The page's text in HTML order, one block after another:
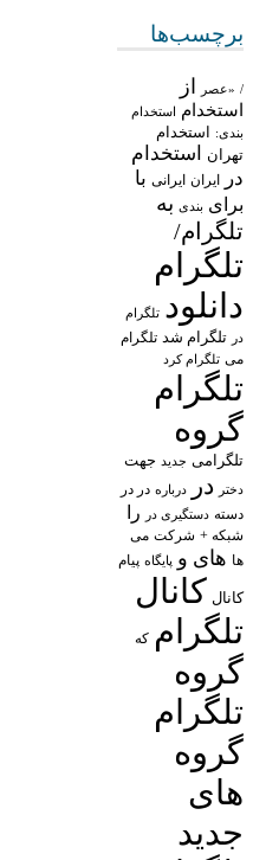
برچسب‌ها
/ «عصر از
استخدام استخدام
بندی: استخدام
تهران
استخدام
در
ایران ایرانی با
برای بندی به
تلگرام/
تلگرام
دانلود تلگرام
در تلگرام شد تلگرام
می تلگرام کرد
تلگرام
گروه
تلگرامی جدید جهت
دختر در درباره در در
دسته دستگیری در را
شبکه + شرکت می
ها های و پایگاه پیام
کانال کانال
تلگرام که
گروه
تلگرام
گروه
های
جدید